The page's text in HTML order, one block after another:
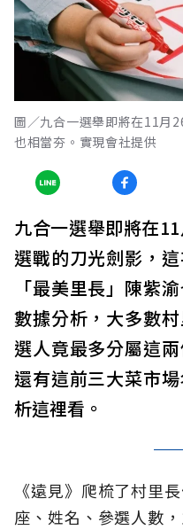
圖／九合一選舉即將在11月
也相當夯。實現會社提供
九合一選舉即將在
選戰的刀光劍影，
「最美里長」陳紫
數據分析，大多數
選人竟最多分屬這
還有這前三大菜市
析這裡看。
《遠見》爬梳了村里
座、姓名、參選人數